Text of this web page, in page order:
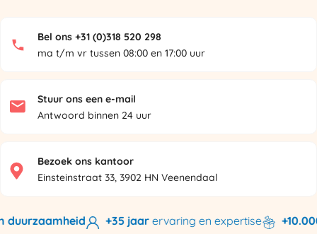
Bel ons +31 (0)318 520 298
ma t/m vr tussen 08:00 en 17:00 uur
Stuur ons een e-mail
Antwoord binnen 24 uur
Bezoek ons kantoor
Einsteinstraat 33, 3902 HN Veenendaal
+35 jaarervaring en expertise +10.000